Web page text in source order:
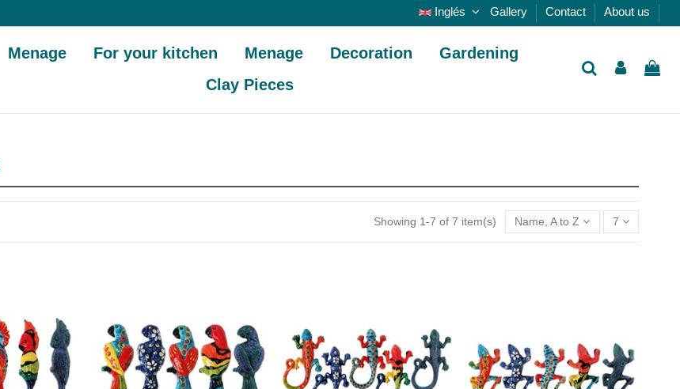
Inglés Gallery Contact About us
Menage For your kitchen Menage Decoration
Gardening
Clay Pieces
Showing 1-7 of 7 item(s) Name, A to Z 7